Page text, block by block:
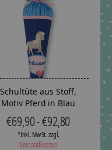
Schultüte aus Stoff,
Motiv Pferd in Blau
€69,90 - €92,80
*Inkl. MwSt. zzgl.
Versandkosten